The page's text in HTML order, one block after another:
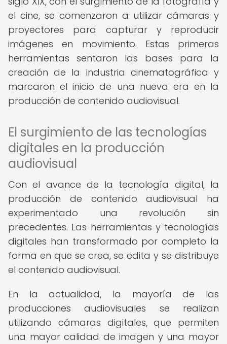
el cine, se comenzaron a utilizar cámaras y
proyectores para capturar y reproducir
imágenes en movimiento. Estas primeras
herramientas sentaron las bases para la
creación de la industria cinematográfica y
marcaron el inicio de una nueva era en la
producción de contenido audiovisual.
El surgimiento de las tecnologías
digitales en la producción
audiovisual
Con el avance de la tecnología digital, la
producción de contenido audiovisual ha
experimentado una revolución sin
precedentes. Las herramientas y tecnologías
digitales han transformado por completo la
forma en que se crea, se edita y se distribuye
el contenido audiovisual.
En la actualidad, la mayoría de las
producciones audiovisuales se realizan
utilizando cámaras digitales, que permiten
una mayor calidad de imagen y una mayor